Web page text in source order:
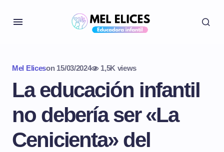
Mel Eliceson 15/03/2024 1,5K views
La educación infantil
no debería ser «La
Cenicienta» del